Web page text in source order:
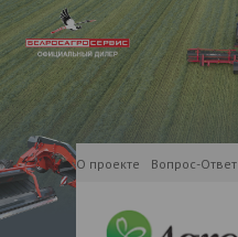
О проекте Вопрос-Ответ